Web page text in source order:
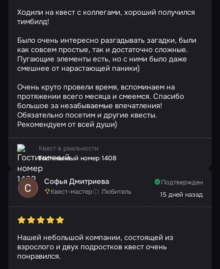
Ходили на квест с коллегами, хороший получился
тимбилд!
Было очень интересно разгадывать загадки, были
как совсем простые, так и достаточно сложные.
Пугающие элементы есть, но с ними было даже
смешнее от нарастающей паники)
Очень круто провели время, вспоминаем на
протяжении всего месяца и смеемся. Спасибо
большое за незабываемые впечатления!
Обязательно посетим и другие квесты.
Рекомендуем от всей души)
Квест в реальности
Гостиничный номер 1408
Софья Дмитриева
Квест-мастер Любитель
Подтвержден
15 дней назад
Нашей небольшой компании, состоящей из
взрослого и двух подростков квест очень
понравился.